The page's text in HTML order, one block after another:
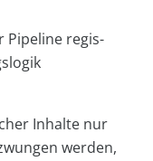
regis-
Inhalte nur
werden,